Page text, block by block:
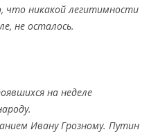
что никакой легитимности
не осталось.
на неделе
Ивану Грозному. Путин